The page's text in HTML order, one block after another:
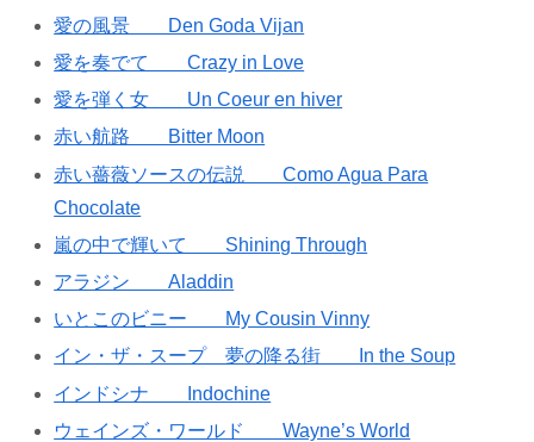
愛の風景 Den Goda Vijan
愛を奏でて Crazy in Love
愛を弾く女 Un Coeur en hiver
赤い航路 Bitter Moon
赤い薔薇ソースの伝説 Como Agua Para
Chocolate
嵐の中で輝いて Shining Through
アラジン Aladdin
いとこのビニー My Cousin Vinny
イン・ザ・スープ 夢の降る街 In the Soup
インドシナ Indochine
ウェインズ・ワールド Wayne’s World